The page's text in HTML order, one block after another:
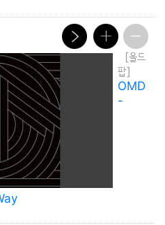
[올드
팝]
OMD
-